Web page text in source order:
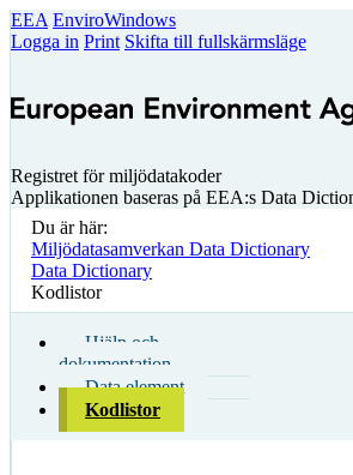
EEA EnviroWindows
Logga in Print Skifta till fullskärmsläge
Registret för miljödatakoder
Applikationen baseras på EEA:s Data
Du är här:
Miljödatasamverkan Data Dictionary
Data Dictionary
Kodlistor
Hjälp och
dokumentation
Data element
Kodlistor